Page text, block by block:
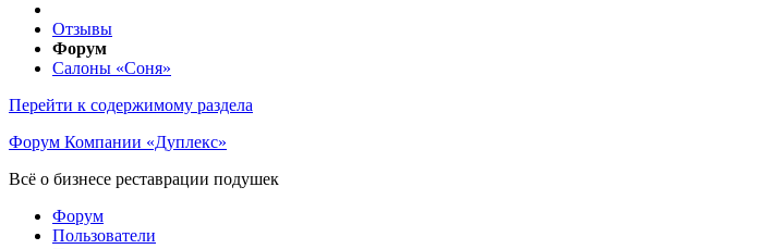
Отзывы
Форум
Салоны «Соня»
Перейти к содержимому раздела
Форум Компании «Дуплекс»
Всё о бизнесе реставрации подушек
Форум
Пользователи